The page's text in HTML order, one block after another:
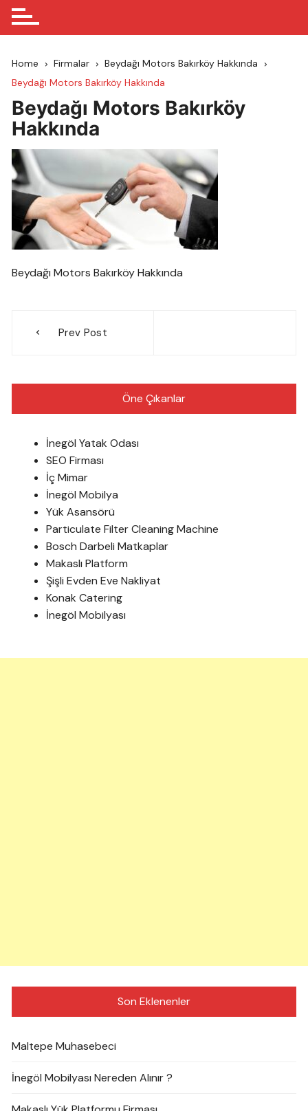
Home Firmalar
Beydağı Motors Bakırköy Hakkında
Beydağı Motors Bakırköy Hakkında
Beydağı Motors Bakırköy
Hakkında
Beydağı Motors Bakırköy Hakkında
gezinmesi
Prev Post
Öne Çıkanlar
İnegöl Yatak Odası
SEO Firması
İç Mimar
İnegöl Mobilya
Yük Asansörü
Particulate Filter Cleaning Machine
Bosch Darbeli Matkaplar
Makaslı Platform
Şişli Evden Eve Nakliyat
Konak Catering
İnegöl Mobilyası
Son Eklenenler
Maltepe Muhasebeci
İnegöl Mobilyası Nereden Alınır ?